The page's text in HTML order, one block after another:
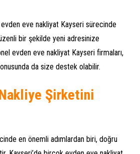
evden eve nakliyat Kayseri sürecinde
bir şekilde yeni adresinize
evden eve nakliyat Kayseri firmaları,
da size destek olabilir.
Şirketini
en önemli adımlardan biri, doğru